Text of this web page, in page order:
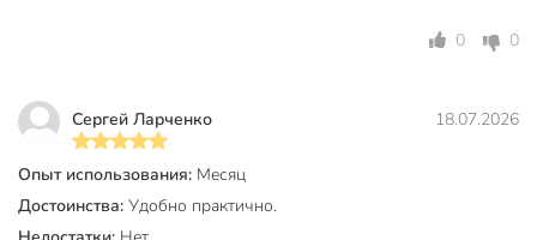
0 0
Сергей Ларченко 18.07.2026
Опыт использования: Месяц
Достоинства: Удобно практично.